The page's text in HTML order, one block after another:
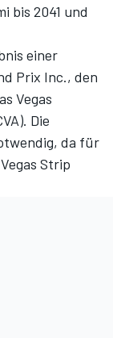
bis 2041 und
einer
Prix Inc., den
Vegas
Die
da für
Strip